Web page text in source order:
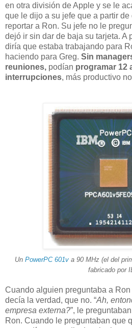
en otra división de Apple y se le
que le dijo a su jefe que a partir
reportar a Ron. Su jefe no le
dejó ir sin dar de baja su tarjeta. A
diría que estaba trabajando para
haciendo para Greg. Sin
reuniones, podían programar 12
interrupciones, más productivo
Un PowerPC 601va 90 MHz (el del
fabricado por
Cuando alguien preguntaba a
decía la verdad, que no. “Ah,
empresa externa?”, le
Ron. Cuando le preguntaban que